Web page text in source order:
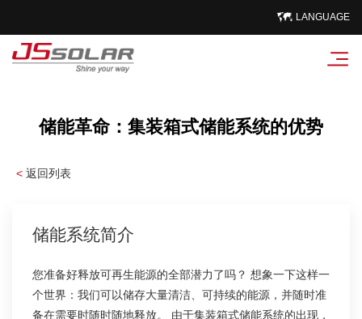
LANGUAGE
储能革命：集装箱式储能系统的优势
< 返回列表
储能系统简介
您准备好释放可再生能源的全部潜力了吗？ 想象一下这样一
个世界：我们可以储存大量清洁、可持续的能源，并随时准
备在需要时随时随地释放。 由于集装箱式储能系统的出现，